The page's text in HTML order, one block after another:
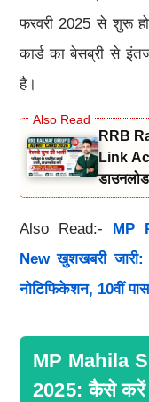
फरवरी 2025 से शुरू हो
कार्ड का बेसब्री से
है।
RRB
Link
Also Read:- MP
New खुशखबरी
नोटिफिकेशन, 10वीं
MP Mahila
2025: कैसे करें